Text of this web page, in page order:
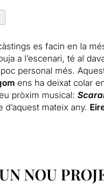
es facin en la
a l’escenari, té al
personal més.
ens ha deixat colar
pròxim musical:
mateix any.
NOU